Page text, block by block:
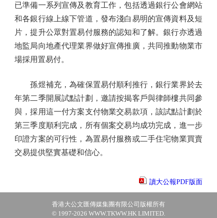
已準備一系列宣傳及教育工作，包括透過銀行公會網站
和各銀行線上線下管道，發布淺白易明的宣傳資料及短
片，提升公眾對置易付服務的認知和了解。銀行亦透過
地監局向地產代理業界做好宣傳推廣，共同推動物業市
場採用置易付。
孫煜補充，為確保置易付順利推行，銀行業界於去
年第二季開展試點計劃，邀請按揭客戶與律師樓共同參
與，採用這一付方案支付物業交易款項，該試點計劃於
第三季度順利完成，所有個案交易均成功完成，進一步
印證方案的可行性，為置易付服務或二手住宅物業買賣
交易提供堅實基礎和信心。
讀大公報PDF版面
香港大公文匯傳媒集團有限公司版權所有
© 1997-2026 WWW.TKWW.HK LIMITED.